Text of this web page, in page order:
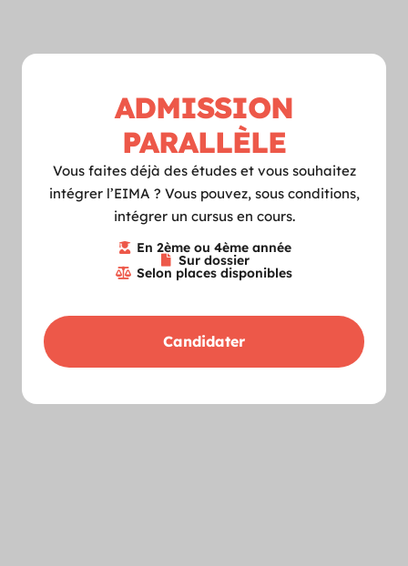
ADMISSION
PARALLÈLE
Vous faites déjà des études et vous souhaitez
intégrer l’EIMA ? Vous pouvez, sous conditions,
intégrer un cursus en cours.
En 2ème ou 4ème année
Sur dossier
Selon places disponibles
Candidater